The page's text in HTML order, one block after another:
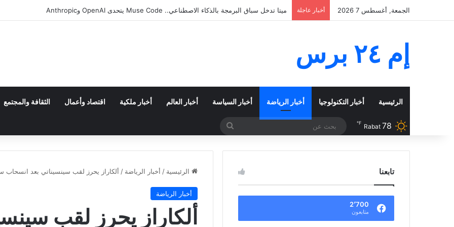
الجمعة, أغسطس 7 2026 أخبار عاجلة نيجيريا وزامبيا تعبران من مجموعة مجنونة.. فارق الأهداف يقصي مالاوي من كان السيدات
إم ٢٤ برس
الرئيسية أخبار التكنولوجيا أخبار الرياضة أخبار السياسة أخبار العالم أخبار ملكية اقتصاد وأعمال الثقافة والمجتمع
Rabat 78
℉
بحث
الرئيسية / أخبار الرياضة / ألكاراز يحرز لقب سينسيناتي بعد انسحاب
أخبار الرياضة
ألكاراز يحرز لقب
تابعنا
2٬700
متابعون